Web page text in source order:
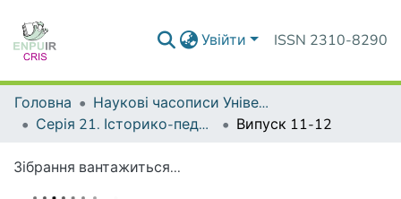
Увійти ISSN 2310-8290
Головна
Наукові часописи Університету
Серія 21. Історико-педагогічні студії
Випуск 11-12
Зібрання вантажиться...